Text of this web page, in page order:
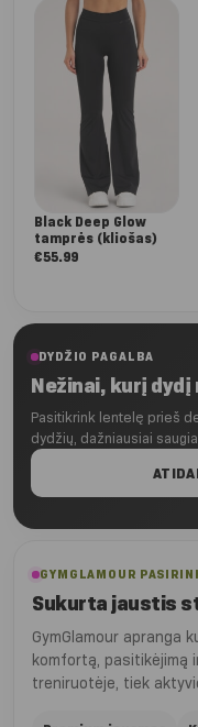
Black Deep Glow
tamprės (kliošas)
€55.99
DYDŽIO PAGALBA
Nežinai, kurį
Pasitikrink lentelę prieš
dydžių, dažniausiai
GYMGLAMOUR
Sukurta jaustis
GymGlamour apranga
komfortą, pasitikėjimą
treniruotėje, tiek